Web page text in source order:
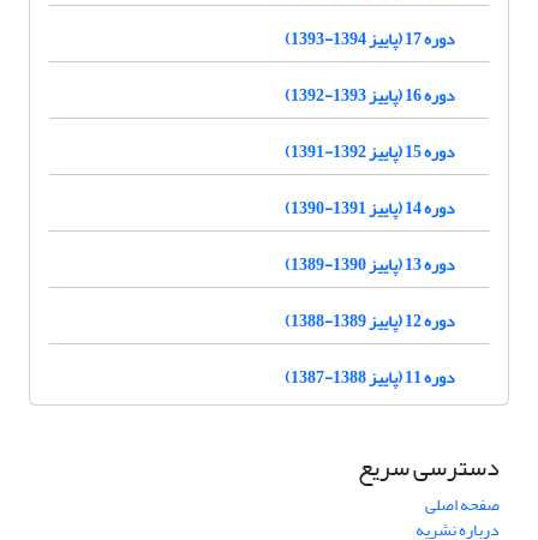
دوره 17 (پاییز 1394-1393)
دوره 16 (پاییز 1393-1392)
دوره 15 (پاییز 1392-1391)
دوره 14 (پاییز 1391-1390)
دوره 13 (پاییز 1390-1389)
دوره 12 (پاییز 1389-1388)
دوره 11 (پاییز 1388-1387)
دسترسی سریع
صفحه اصلی
درباره نشریه